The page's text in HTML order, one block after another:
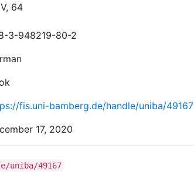
64
3-948219-80-2
fis.uni-bamberg.de/handle/uniba/49167
17, 2020
uniba/49167